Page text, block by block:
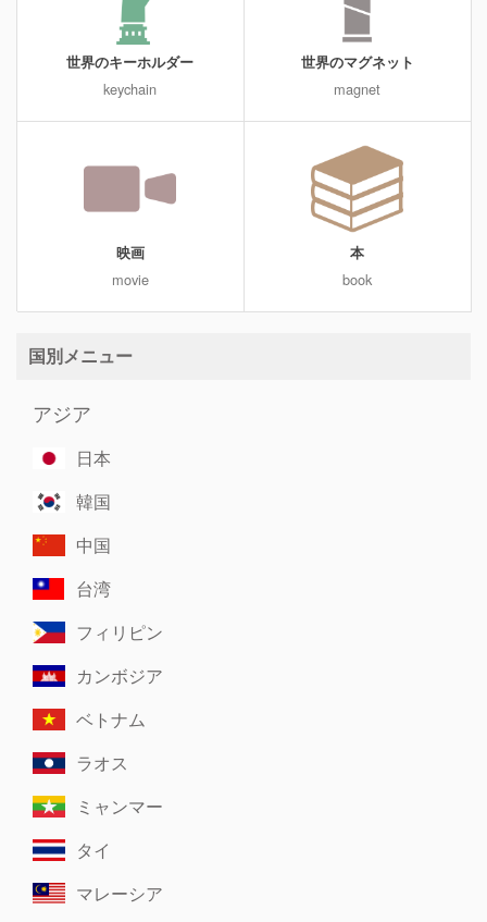
世界のキーホルダー
keychain
世界のマグネット
magnet
映画
movie
本
book
国別メニュー
アジア
日本
韓国
中国
台湾
フィリピン
カンボジア
ベトナム
ラオス
ミャンマー
タイ
マレーシア